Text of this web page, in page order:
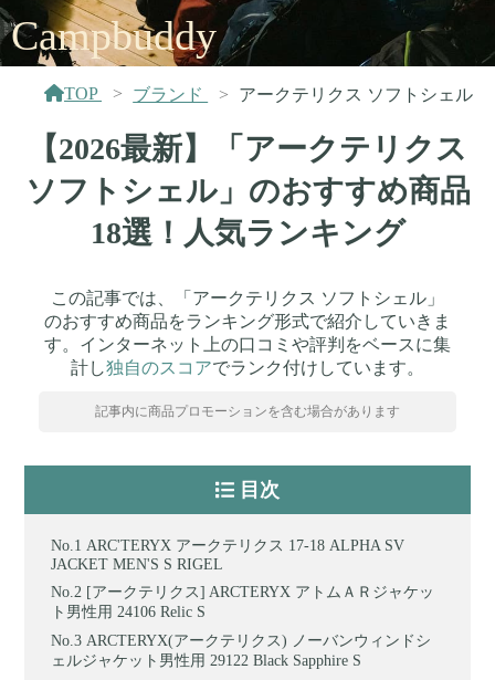
Campbuddy
TOP ブランド アークテリクス ソフトシェル
【2026最新】「アークテリクス
ソフトシェル」のおすすめ商品
18選！人気ランキング
この記事では、「アークテリクス ソフトシェル」
のおすすめ商品をランキング形式で紹介していきま
す。インターネット上の口コミや評判をベースに集
計し独自のスコアでランク付けしています。
記事内に商品プロモーションを含む場合があります
目次
ARC'TERYX アークテリクス 17-18 ALPHA SV
JACKET MEN'S S RIGEL
[アークテリクス] ARCTERYX アトムＡＲジャケッ
ト男性用 24106 Relic S
ARCTERYX(アークテリクス) ノーバンウィンドシ
ェルジャケット男性用 29122 Black Sapphire S